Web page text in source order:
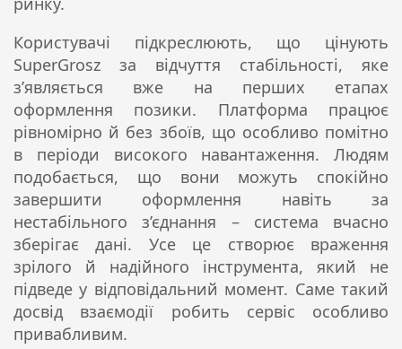
Користувачі підкреслюють, що цінують
SuperGrosz за відчуття стабільності, яке
з’являється вже на перших етапах
оформлення позики. Платформа працює
рівномірно й без збоїв, що особливо помітно
в періоди високого навантаження. Людям
подобається, що вони можуть спокійно
завершити оформлення навіть за
нестабільного з’єднання – система вчасно
зберігає дані. Усе це створює враження
зрілого й надійного інструмента, який не
підведе у відповідальний момент. Саме такий
досвід взаємодії робить сервіс особливо
привабливим.